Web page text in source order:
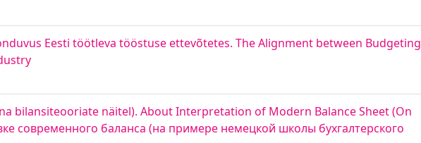
Eesti töötleva tööstuse ettevõtetes. The Alignment between Budgeting
bilansiteooriate näitel). About Interpretation of Modern Balance Sheet (On
современного баланса (на примере немецкой школы бухгалтерского